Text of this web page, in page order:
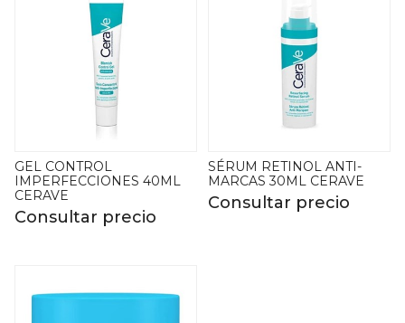
GEL CONTROL
IMPERFECCIONES 40ML
CERAVE
Consultar precio
SÉRUM RETINOL ANTI-
MARCAS 30ML CERAVE
Consultar precio